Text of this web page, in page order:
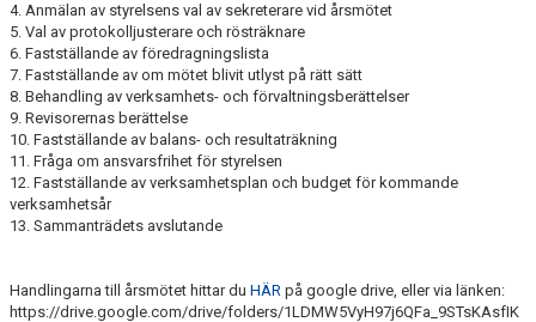
RIDHUSKALENDER
KONTAKT
BLI SPONSOR!
KLUBBSHOP
MEDLEMSKAP
HIPPOCRATES
4. Anmälan av styrelsens val av sekreterare vid årsmötet
5. Val av protokolljusterare och rösträknare
6. Fastställande av föredragningslista
7. Fastställande av om mötet blivit utlyst på rätt sätt
8. Behandling av verksamhets- och förvaltningsberättelser
9. Revisorernas berättelse
10. Fastställande av balans- och resultaträkning
11. Fråga om ansvarsfrihet för styrelsen
12. Fastställande av verksamhetsplan och budget för kommande
verksamhetsår
13. Sammanträdets avslutande
Handlingarna till årsmötet hittar du HÄR på google drive, eller via länken:
https://drive.google.com/drive/folders/1LDMW5VyH97j6QFa_9STsKAsfIK